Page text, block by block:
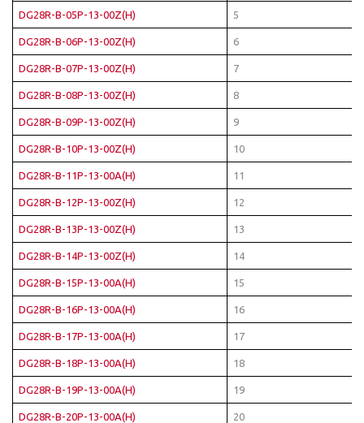
DG28R-B-05P-13-00Z(H) 5
DG28R-B-06P-13-00Z(H) 6
DG28R-B-07P-13-00Z(H) 7
DG28R-B-08P-13-00Z(H) 8
DG28R-B-09P-13-00Z(H) 9
DG28R-B-10P-13-00Z(H) 10
DG28R-B-11P-13-00A(H) 11
DG28R-B-12P-13-00Z(H) 12
DG28R-B-13P-13-00Z(H) 13
DG28R-B-14P-13-00Z(H) 14
DG28R-B-15P-13-00A(H) 15
DG28R-B-16P-13-00A(H) 16
DG28R-B-17P-13-00A(H) 17
DG28R-B-18P-13-00A(H) 18
DG28R-B-19P-13-00A(H) 19
DG28R-B-20P-13-00A(H) 20